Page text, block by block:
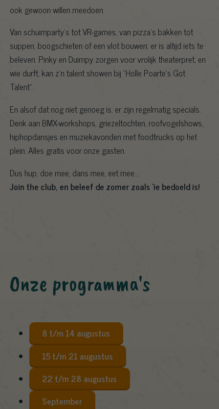
ook gewoon willen meedoen.
Van schuimparty’s tot VR-games, van pizza’s bakken tot
suppen, boogschieten of een vlot bouwen; er is altijd iets te
beleven. Pinky en Duimpy zorgen voor vrolijk theaterpret, en
wie durft, kan z’n talent showen bij "Holle Poarte's Got
Talent".
En alsof dat nog niet genoeg is: er zijn regelmatig specials.
Denk aan BMX-workshops, griezeltochten, roofvogelshows,
hiphopdansjes en muziekavonden met foodtrucks op het
plein. Alles gratis voor onze gasten.
Dus hup, doe mee, dans mee, eet mee…
Join the club, en beleef de zomer zoals ‘ie bedoeld is!
Onze programma's
8 t/m 14 augustus
15 t/m 21 augustus
22 t/m 28 augustus
September